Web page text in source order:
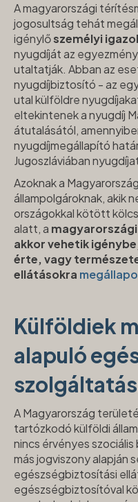
A magyarországi
jogosultság tehát
igénylőszemélyi
nyugdíját az
utaltatják. Abban az
nyugdíjbiztosító - az
utal külföldre
eltekintenek a nyugdíj
átutalásától,
nyugdíjmegállapító
Jugoszláviában
Azoknak a
állampolgároknak, akik
országokkal kötött
alatt, a
akkor vehetik
érte, vagy
ellátásokra
Külföldiek
alapuló
A Magyarország
tartózkodó külföldi
nincs érvényes
más jogviszony alapján
egészségbiztosítási
egészségbiztosítóval